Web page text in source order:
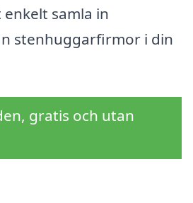
samla in
stenhuggarfirmor i din
gratis och utan